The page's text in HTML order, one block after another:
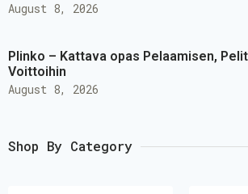
August 8, 2026
Plinko – Kattava opas Pelaamisen,
Voittoihin
August 8, 2026
Shop By Category